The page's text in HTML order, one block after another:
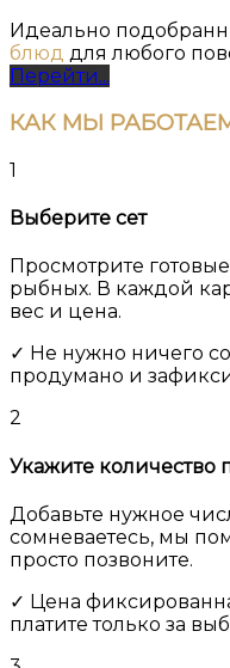
Идеально
блюд для любого
Перейти...
КАК МЫ
1
Выберите сет
Просмотрите
рыбных. В каждой
вес и цена.
✓ Не нужно ничего
продумано и
2
Укажите количество
Добавьте нужное
сомневаетесь, мы
просто позвоните.
✓ Цена
платите только за